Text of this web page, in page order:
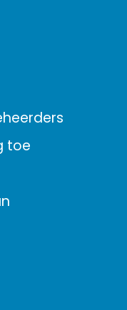
toe